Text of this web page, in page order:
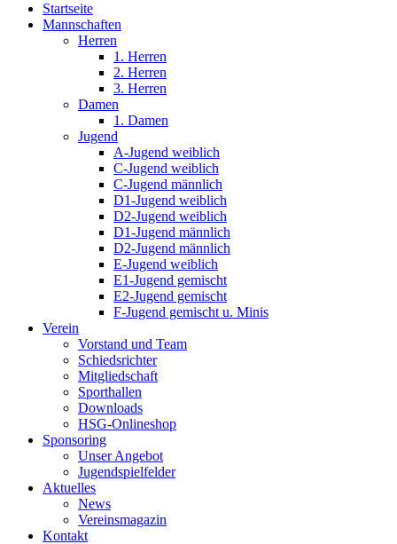
Startseite
Mannschaften
Herren
1. Herren
2. Herren
3. Herren
Damen
1. Damen
Jugend
A-Jugend weiblich
C-Jugend weiblich
C-Jugend männlich
D1-Jugend weiblich
D2-Jugend weiblich
D1-Jugend männlich
D2-Jugend männlich
E-Jugend weiblich
E1-Jugend gemischt
E2-Jugend gemischt
F-Jugend gemischt u. Minis
Verein
Vorstand und Team
Schiedsrichter
Mitgliedschaft
Sporthallen
Downloads
HSG-Onlineshop
Sponsoring
Unser Angebot
Jugendspielfelder
Aktuelles
News
Vereinsmagazin
Kontakt